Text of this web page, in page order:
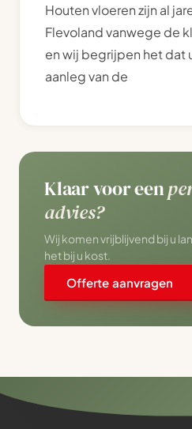
Houten vloeren zijn al
Flevoland vanwege de
en wij begrijpen het dat
aanleg van de
Klaar voor een
advies?
Wij komen vrijblijvend bij u
het bij u kost.
Offerte aanvragen